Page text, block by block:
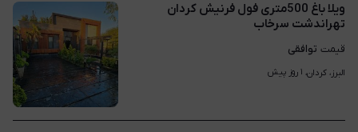
ویلا باغ 500متری فول فرنیش کردان
تهراندشت سرخاب
قیمت توافقی
البرز، کردان، ۱ روز پیش